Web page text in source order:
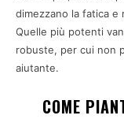
dimezzano la fatica e
Quelle più potenti
robuste, per cui non
aiutante.
COME